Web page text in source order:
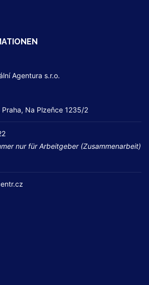
Agentura s.r.o.
Na Plzeňce 1235/2
nur für Arbeitgeber (Zusammenarbeit)